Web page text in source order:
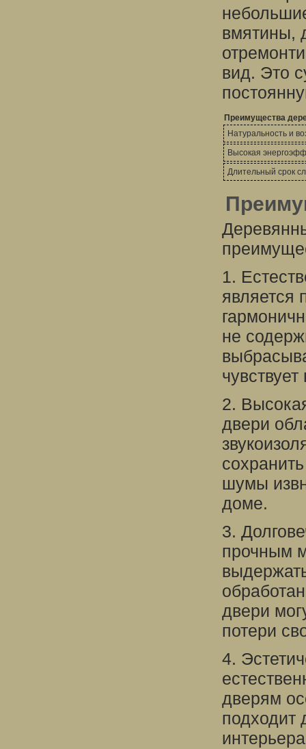
вмятины,
вид. Это
Преимущества
Натуральность и
Высокая
Длительный срок
1.
является
не
2.
двери
шумы
доме.
3.
прочным
двери
потери
4.
дверям
подходит